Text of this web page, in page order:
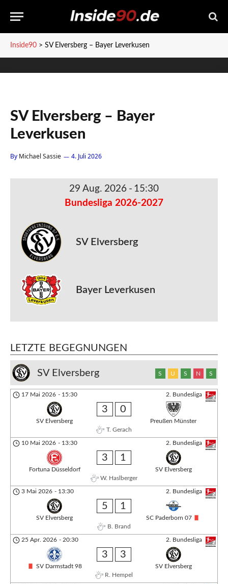
Inside90 > SV Elversberg – Bayer Leverkusen
SV Elversberg – Bayer
Leverkusen
By Michael Sassie 4. Juli 2026
29 Aug. 2026 - 15:30
Bundesliga 2026-2027
SV Elversberg
Bayer Leverkusen
LETZTE BEGEGNUNGEN
SV Elversberg S U S N S
2. Bundesliga
17 Mai 2026 - 15:30
SV Elversberg
3 0
Preußen Münster
T. Gerach
2. Bundesliga
10 Mai 2026 - 13:30
Fortuna Düsseldorf
3 1
SV Elversberg
W. Haslberger
2. Bundesliga
3 Mai 2026 - 13:30
SV Elversberg
5 1
SC Paderborn 07
B. Brand
2. Bundesliga
25 Apr. 2026 - 20:30
SV Darmstadt 98
3 3
SV Elversberg
R. Hempel